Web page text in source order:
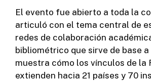
El evento fue abierto a toda la
articuló con el tema central de
redes de colaboración
bibliométrico que sirve de base
muestra cómo los vínculos de la
extienden hacia 21 países y 70